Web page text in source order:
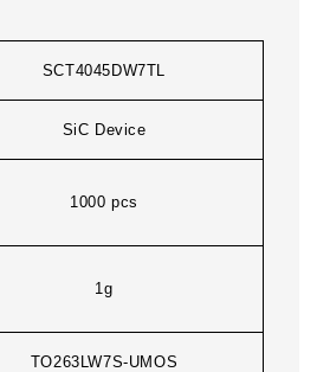
SCT4045DW7TL
SiC Device
1000 pcs
1g
TO263LW7S-UMOS